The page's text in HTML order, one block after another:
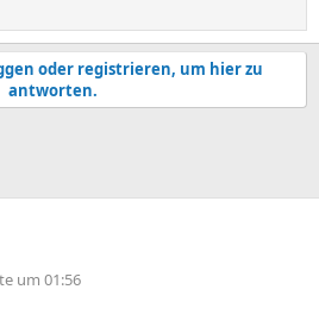
oder registrieren, um hier zu
antworten.
um 01:56